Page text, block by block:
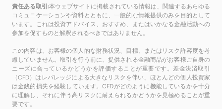
責任ある取引:本ウェブサイトに掲載されている情報は、関連するあらゆる
コミュニケーションや資料とともに、一般的な情報提供のみを目的として
います。これは投資アドバイス、おすすめ、またはいかなる金融活動への
参加を促すものと解釈されるべきではありません。
この内容は、お客様の個人的な財務状況、目標、またはリスク許容度を考
慮していません。取引を行う前に、提供される金融商品がお客様ご自身の
ニーズに合っているかどうかを評価することが重要です。差金決済取引
（CFD）はレバレッジによる大きなリスクを伴い、ほとんどの個人投資家
は金銭的損失を経験しています。CFDがどのように機能しているかを十分
に理解し、それに伴う高リスクに耐えられるかどうかを見極めることが重
要です。